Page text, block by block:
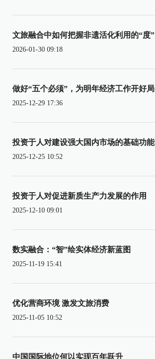
文旅融合中如何把握非遗活化利用的“度”
2026-01-30 09:18
做好“五个必须”，为明年经济工作开好局
2025-12-29 17:36
投资于人对建设强大国内市场的基础功能
2025-12-25 10:52
投资于人对促进新质生产力发展的作用
2025-12-10 09:01
数实融合：“智”绘实体经济新蓝图
2025-11-19 15:41
优化营商环境 激发文旅消费
2025-11-05 10:52
中国国际地位何以实现百年跃升